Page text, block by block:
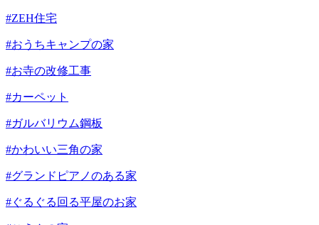
#ZEH住宅
#おうちキャンプの家
#お寺の改修工事
#カーペット
#ガルバリウム鋼板
#かわいい三角の家
#グランドピアノのある家
#ぐるぐる回る平屋のお家